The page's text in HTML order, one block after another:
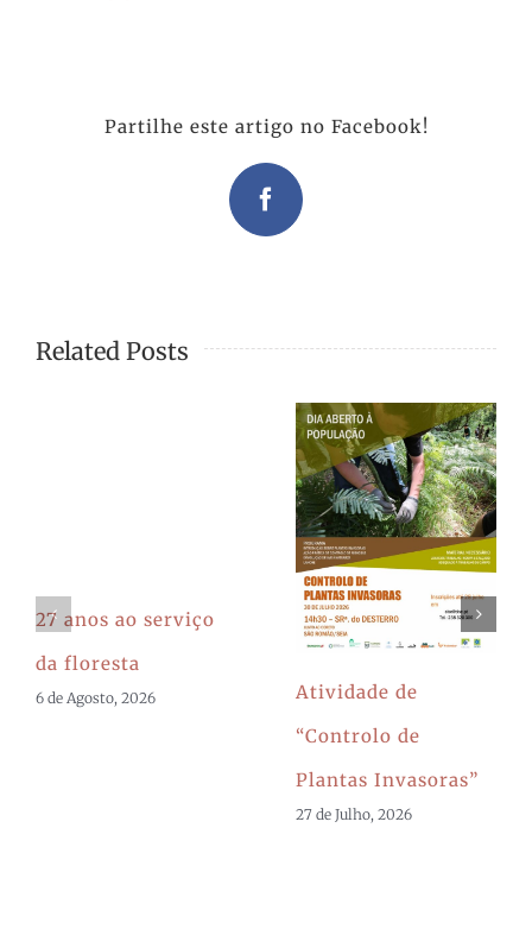
Partilhe este artigo no Facebook!
Facebook
Related Posts
27 anos ao serviço
da floresta
6 de Agosto, 2026
Atividade de
“Controlo de
Plantas Invasoras”
27 de Julho, 2026